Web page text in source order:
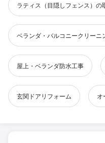
ラティス（目隠しフェンス）の
ベランダ・バルコニークリーニ
屋上・ベランダ防水工事
玄関ドアリフォーム オ